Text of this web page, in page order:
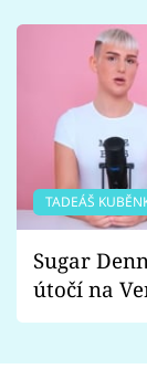
TADEÁŠ
Sugar
útočí na
Proč je